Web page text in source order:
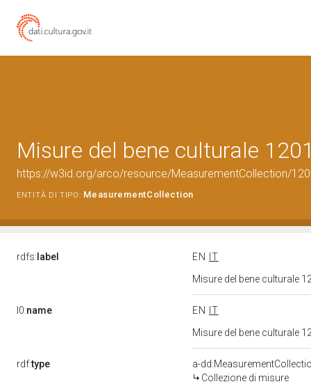
Misure del bene culturale
https://w3id.org/arco/resource/MeasurementCollection/
ENTITÀ DI TIPO: MeasurementCollection
rdfs: label EN
IT
Misure del bene culturale
l0:name EN
IT
Misure del bene culturale
rdf:type
a-
Collezione di misure